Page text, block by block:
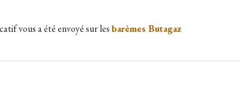
vous a été envoyé sur lesbarèmes Butagaz